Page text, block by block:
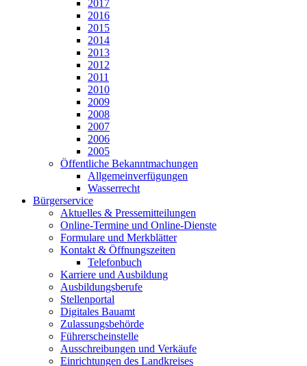
2017
2016
2015
2014
2013
2012
2011
2010
2009
2008
2007
2006
2005
Öffentliche Bekanntmachungen
Allgemeinverfügungen
Wasserrecht
Bürgerservice
Aktuelles & Pressemitteilungen
Online-Termine und Online-Dienste
Formulare und Merkblätter
Kontakt & Öffnungszeiten
Telefonbuch
Karriere und Ausbildung
Ausbildungsberufe
Stellenportal
Digitales Bauamt
Zulassungsbehörde
Führerscheinstelle
Ausschreibungen und Verkäufe
Einrichtungen des Landkreises